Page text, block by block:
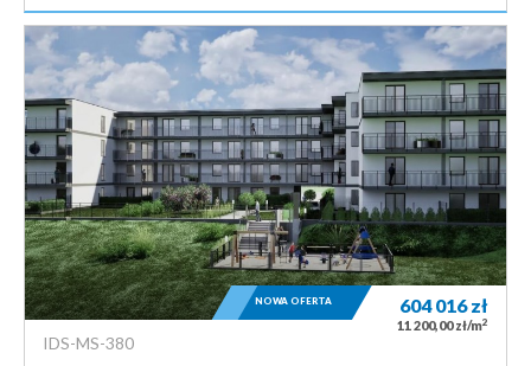
IDS-MS-380
604 016zł
11 200,00 zł/m2
NOWA OFERTA